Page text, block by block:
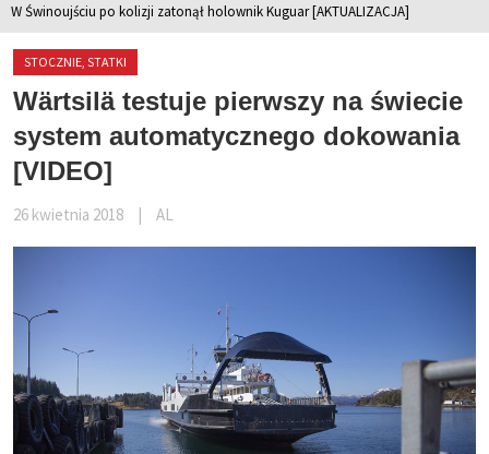
W Świnoujściu po kolizji zatonął holownik Kuguar [AKTUALIZACJA]
STOCZNIE, STATKI
Wärtsilä testuje pierwszy na świecie
system automatycznego dokowania
[VIDEO]
26 kwietnia 2018 AL